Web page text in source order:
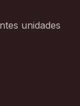
unidades